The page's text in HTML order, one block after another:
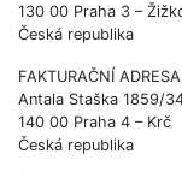
130 00 Praha 3 –
Česká republika
FAKTURAČNÍ ADRESA
Antala Staška 1859/
140 00 Praha 4 – Krč
Česká republika